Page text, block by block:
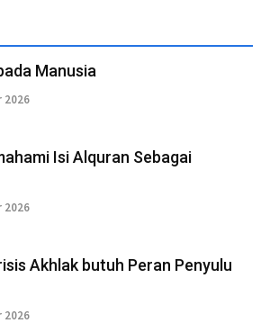
Manusia
2026
Isi Alquran Sebagai
2026
Akhlak butuh Peran Penyulu
2026